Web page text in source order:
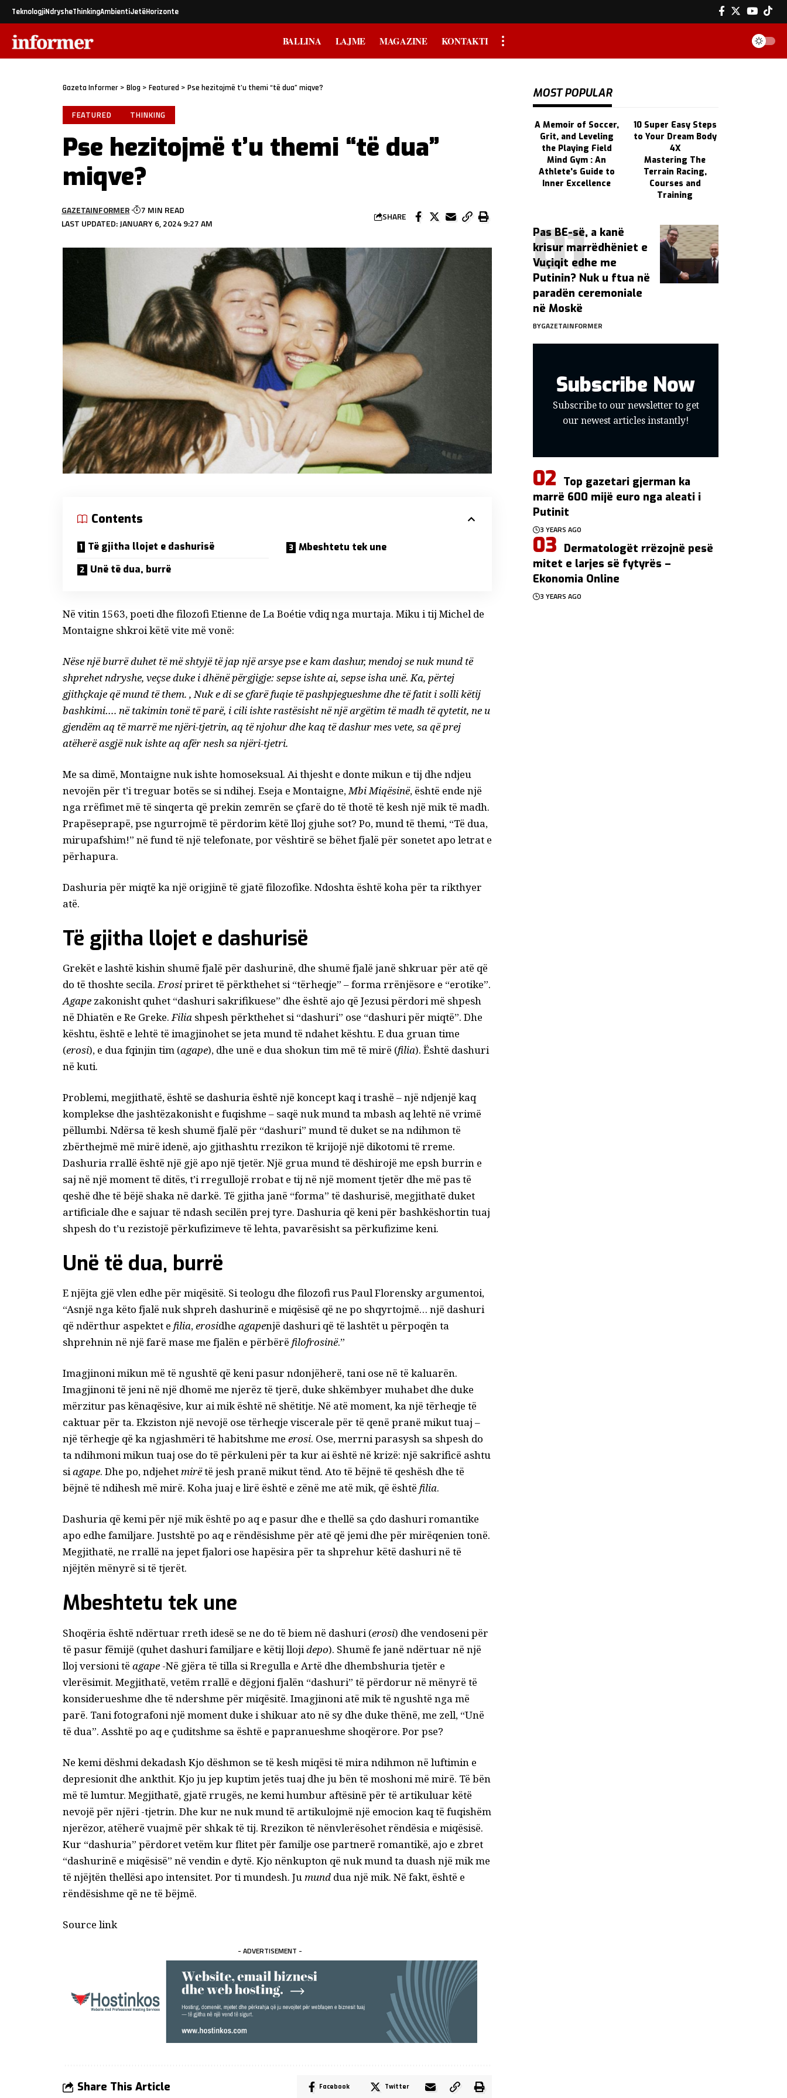
TeknologjiNdrysheThinkingAmbientiJetëHorizonte
BALLINA LAJME MAGAZINE KONTAKTI
Gazeta Informer > Blog > Featured > Pse hezitojmë t’u themi “të dua” miqve?
FEATURED THINKING
Pse hezitojmë t’u themi “të dua”
miqve?
LAST UPDATED: JANUARY 6, 2024 9:27 AM
GAZETAINFORMER 7 MIN READ
SHARE
Contents
Të gjitha llojet e dashurisë
Unë të dua, burrë
Mbeshtetu tek une
Në vitin 1563, poeti dhe filozofi Etienne de La Boétie vdiq nga murtaja. Miku i tij Michel de
Montaigne shkroi këtë vite më vonë:
Nëse një burrë duhet të më shtyjë të jap një arsye pse e kam dashur, mendoj se nuk mund të
shprehet ndryshe, veçse duke i dhënë përgjigje: sepse ishte ai, sepse isha unë. Ka, përtej
gjithçkaje që mund të them. , Nuk e di se çfarë fuqie të pashpjegueshme dhe të fatit i solli këtij
bashkimi…. në takimin tonë të parë, i cili ishte rastësisht në një argëtim të madh të qytetit, ne u
gjendëm aq të marrë me njëri-tjetrin, aq të njohur dhe kaq të dashur mes vete, sa që prej
atëherë asgjë nuk ishte aq afër nesh sa njëri-tjetri.
Me sa dimë, Montaigne nuk ishte homoseksual. Ai thjesht e donte mikun e tij dhe ndjeu
nevojën për t’i treguar botës se si ndihej. Eseja e Montaigne,Mbi Miqësinë, është ende një
nga rrëfimet më të sinqerta që prekin zemrën se çfarë do të thotë të kesh një mik të madh.
Prapëseprapë, pse ngurrojmë të përdorim këtë lloj gjuhe sot? Po, mund të themi, “Të dua,
mirupafshim!” në fund të një telefonate, por vështirë se bëhet fjalë për sonetet apo letrat e
përhapura.
Dashuria për miqtë ka një origjinë të gjatë filozofike. Ndoshta është koha për ta rikthyer
atë.
Të gjitha llojet e dashurisë
Grekët e lashtë kishin shumë fjalë për dashurinë, dhe shumë fjalë janë shkruar për atë që
do të thoshte secila.Erosipriret të përkthehet si “tërheqje” – forma rrënjësore e “erotike”.
Agape zakonisht quhet “dashuri sakrifikuese” dhe është ajo që Jezusi përdori më shpesh
në Dhiatën e Re Greke.Filia shpesh përkthehet si “dashuri” ose “dashuri për miqtë”. Dhe
kështu, është e lehtë të imagjinohet se jeta mund të ndahet kështu. E dua gruan time
(erosi), e dua fqinjin tim (agape), dhe unë e dua shokun tim më të mirë (filia). Është dashuri
në kuti.
Problemi, megjithatë, është se dashuria është një koncept kaq i trashë – një ndjenjë kaq
komplekse dhe jashtëzakonisht e fuqishme – saqë nuk mund ta mbash aq lehtë në vrimë
pëllumbi. Ndërsa të kesh shumë fjalë për “dashuri” mund të duket se na ndihmon të
zbërthejmë më mirë idenë, ajo gjithashtu rrezikon të krijojë një dikotomi të rreme.
Dashuria rrallë është një gjë apo një tjetër. Një grua mund të dëshirojë me epsh burrin e
saj në një moment të ditës, t’i rregullojë rrobat e tij në një moment tjetër dhe më pas të
qeshë dhe të bëjë shaka në darkë. Të gjitha janë “forma” të dashurisë, megjithatë duket
artificiale dhe e sajuar të ndash secilën prej tyre. Dashuria që keni për bashkëshortin tuaj
shpesh do t’u rezistojë përkufizimeve të lehta, pavarësisht sa përkufizime keni.
Unë të dua, burrë
E njëjta gjë vlen edhe për miqësitë. Si teologu dhe filozofi rusPaul Florensky argumentoi,
“Asnjë nga këto fjalë nuk shpreh dashurinë e miqësisë që ne po shqyrtojmë… një dashuri
që ndërthur aspektet e filia,erosidhe agapenjë dashuri që të lashtët u përpoqën ta
shprehnin në një farë mase me fjalën e përbërë filofrosinë.”
Imagjinoni mikun më të ngushtë që keni pasur ndonjëherë, tani ose në të kaluarën.
Imagjinoni të jeni në një dhomë me njerëz të tjerë, duke shkëmbyer muhabet dhe duke
mërzitur pas kënaqësive, kur ai mik është në shëtitje. Në atë moment, ka një tërheqje të
caktuar për ta. Ekziston një nevojë ose tërheqje viscerale për të qenë pranë mikut tuaj –
një tërheqje që ka ngjashmëri të habitshme me erosi. Ose, merrni parasysh sa shpesh do
ta ndihmoni mikun tuaj ose do të përkuleni për ta kur ai është në krizë: një sakrificë ashtu
siagape. Dhe po, ndjehetmirëtë jesh pranë mikut tënd. Ato të bëjnë të qeshësh dhe të
bëjnë të ndihesh më mirë. Koha juaj e lirë është e zënë me atë mik, që është filia.
Dashuria që kemi për një mik është po aq e pasur dhe e thellë sa çdo dashuri romantike
apo edhe familjare. Justshtë po aq e rëndësishme për atë që jemi dhe për mirëqenien tonë.
Megjithatë, ne rrallë na jepet fjalori ose hapësira për ta shprehur këtë dashuri në të
njëjtën mënyrë si të tjerët.
Mbeshtetu tek une
Shoqëria është ndërtuar rreth idesë se ne do të biem në dashuri (erosi) dhe vendoseni për
të pasur fëmijë (quhet dashuri familjare e këtij lloji depo). Shumë fe janë ndërtuar në një
lloj versioni të agape -Në gjëra të tilla si Rregulla e Artë dhe dhembshuria tjetër e
vlerësimit. Megjithatë, vetëm rrallë e dëgjoni fjalën “dashuri” të përdorur në mënyrë të
konsiderueshme dhe të ndershme për miqësitë. Imagjinoni atë mik të ngushtë nga më
parë. Tani fotografoni një moment duke i shikuar ato në sy dhe duke thënë, me zell, “Unë
të dua”. Asshtë po aq e çuditshme sa është e papranueshme shoqërore. Por pse?
Ne kemi dëshmi dekadash Kjo dëshmon se të kesh miqësi të mira ndihmon në luftimin e
depresionit dhe ankthit. Kjo ju jep kuptim jetës tuaj dhe ju bën të moshoni më mirë. Të bën
më të lumtur. Megjithatë, gjatë rrugës, ne kemi humbur aftësinë për të artikuluar këtë
nevojë për njëri -tjetrin. Dhe kur ne nuk mund të artikulojmë një emocion kaq të fuqishëm
njerëzor, atëherë vuajmë për shkak të tij. Rrezikon të nënvlerësohet rëndësia e miqësisë.
Kur “dashuria” përdoret vetëm kur flitet për familje ose partnerë romantikë, ajo e zbret
“dashurinë e miqësisë” në vendin e dytë. Kjo nënkupton që nuk mund ta duash një mik me
të njëjtën thellësi apo intensitet. Por ti mundesh. Ju mund dua një mik. Në fakt, është e
rëndësishme që ne të bëjmë.
Source link
- ADVERTISEMENT -
Share This Article Facebook Twitter
MOST POPULAR
A Memoir of Soccer,
Grit, and Leveling
the Playing Field
10 Super Easy Steps
to Your Dream Body
4X
Mind Gym : An
Athlete's Guide to
Inner Excellence
Mastering The
Terrain Racing,
Courses and
Training
Pas BE-së, a kanë
krisur marrëdhëniet e
Vuçiqit edhe me
Putinin? Nuk u ftua në
paradën ceremoniale
në Moskë
BYGAZETAINFORMER
Subscribe Now
Subscribe to our newsletter to get
our newest articles instantly!
Top gazetari gjerman ka
marrë 600 mijë euro nga aleati i
Putinit
3 YEARS AGO
Dermatologët rrëzojnë pesë
mitet e larjes së fytyrës –
Ekonomia Online
3 YEARS AGO